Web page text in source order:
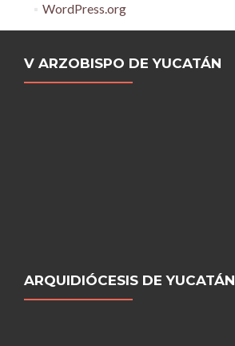
WordPress.org
V ARZOBISPO DE YUCATÁN
ARQUIDIÓCESIS DE YUCATÁN